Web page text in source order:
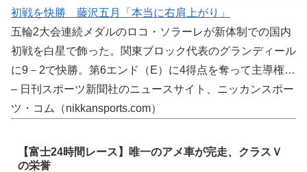
初戦を快勝 藤沢五月「本当に右肩上がり」
五輪2大会連続メダルのロコ・ソラーレが新体制での国内
初戦を白星で飾った。関東ブロック代表のグランディール
に9－2で快勝。第6エンド（E）に4得点を奪って主導権…
– 日刊スポーツ新聞社のニュースサイト、ニッカンスポー
ツ・コム（nikkansports.com）
【富士24時間レース】唯一のアメ車が完走、クラスＶ
の栄誉